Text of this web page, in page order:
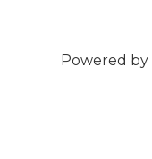
Powered by